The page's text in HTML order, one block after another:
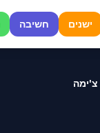
ישנים חשיבה
צ'ימה